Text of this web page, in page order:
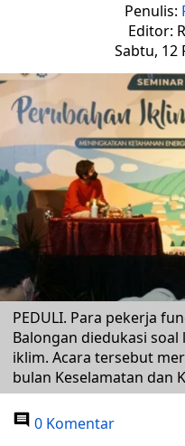
Penulis:
Editor:
Sabtu, 12
PEDULI. Para pekerja
Balongan diedukasi
iklim. Acara tersebut
bulan Keselamatan dan
0 Komentar